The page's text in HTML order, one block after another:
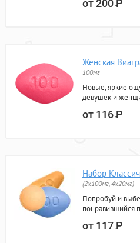
от 200Р
Женская
100мг
Новые, яркие
девушек и
от 116Р
Набор
(2x100мг, 4x20мг)
Попробуй и
понравившийся
от 117Р